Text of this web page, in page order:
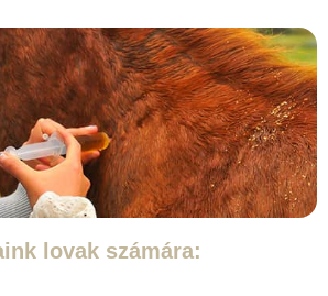
lovak számára: